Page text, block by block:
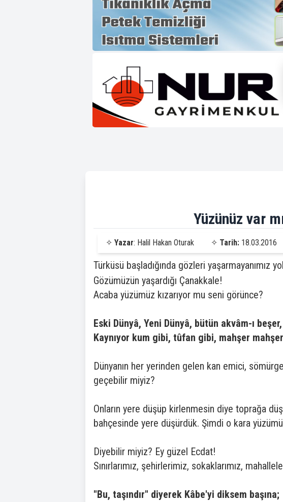
Yüzünüz var
✧ Yazar: Halil Hakan Oturak ✧ Tarih: 18.03.2016
Türküsü başladığında gözleri
Gözümüzün yaşardığı Çanakkale!
Acaba yüzümüz kızarıyor mu seni görünce?
Eski Dünyâ, Yeni Dünyâ, bütün akvâm-ı beşer,
Kaynıyor kum gibi, tûfan gibi, mahşer mahşer
Dünyanın her yerinden gelen kan emici,
geçebilir miyiz?
Onların yere düşüp kirlenmesin diye toprağa
bahçesinde yere düşürdük. Şimdi o kara
Diyebilir miyiz? Ey güzel Ecdat!
Sınırlarımız, şehirlerimiz, sokaklarımız,
"Bu, taşındır" diyerek Kâbe'yi diksem başına;